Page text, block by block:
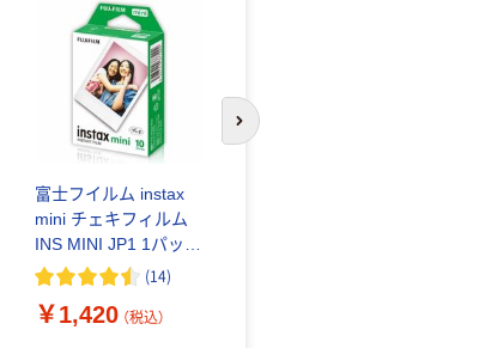
富士フイルム instax
mini チェキフィルム
INS MINI JP1 1パック
（10枚入り）
(14)
￥1,420 （税込）
次のスライドへ